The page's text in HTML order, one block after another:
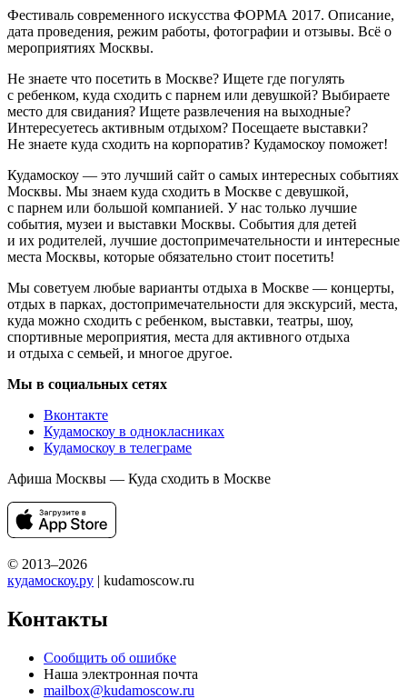
Фестиваль современного искусства ФОРМА 2017. Описание,
дата проведения, режим работы, фотографии и отзывы. Всё о
мероприятиях Москвы.
Не знаете что посетить в Москве? Ищете где погулять
с ребенком, куда сходить с парнем или девушкой? Выбираете
место для свидания? Ищете развлечения на выходные?
Интересуетесь активным отдыхом? Посещаете выставки?
Не знаете куда сходить на корпоратив? Кудамоскоу поможет!
Кудамоскоу — это лучший сайт о самых интересных событиях
Москвы. Мы знаем куда сходить в Москве с девушкой,
с парнем или большой компанией. У нас только лучшие
события, музеи и выставки Москвы. События для детей
и их родителей, лучшие достопримечательности и интересные
места Москвы, которые обязательно стоит посетить!
Мы советуем любые варианты отдыха в Москве — концерты,
отдых в парках, достопримечательности для экскурсий, места,
куда можно сходить с ребенком, выставки, театры, шоу,
спортивные мероприятия, места для активного отдыха
и отдыха с семьей, и многое другое.
Мы в социальных сетях
Вконтакте
Кудамоскоу в однокласниках
Кудамоскоу в телеграме
Афиша Москвы — Куда сходить в Москве
© 2013–2026
кудамоскоу.ру | kudamoscow.ru
Контакты
Сообщить об ошибке
Наша электронная почта
mailbox@kudamoscow.ru